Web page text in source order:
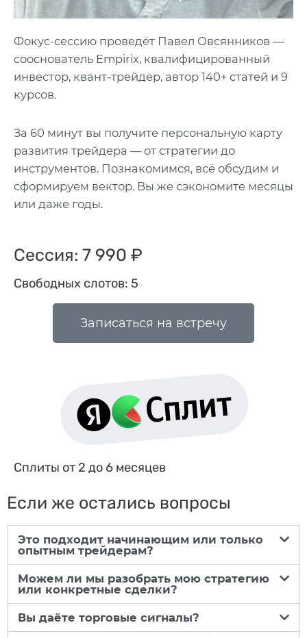
Фокус-сессию проведёт Павел Овсянников —
сооснователь Empirix, квалифицированный
инвестор, квант-трейдер, автор 140+ статей и 9
курсов.
За 60 минут вы получите персональную карту
развития трейдера — от стратегии до
инструментов. Познакомимся, всё обсудим и
сформируем вектор. Вы же сэкономите месяцы
или даже годы.
Сессия: 7 990 ₽
Свободных слотов: 5
Записаться на встречу
Сплиты от 2 до 6 месяцев
Если же остались вопросы
Это подходит начинающим или только
опытным трейдерам?
Можем ли мы разобрать мою стратегию
или конкретные сделки?
Вы даёте торговые сигналы?